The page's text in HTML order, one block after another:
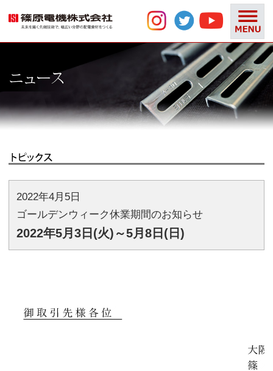
2022年4月5日
ゴールデンウィーク休業期間のお知らせ
2022年5月3日(火)～5月8日(日)